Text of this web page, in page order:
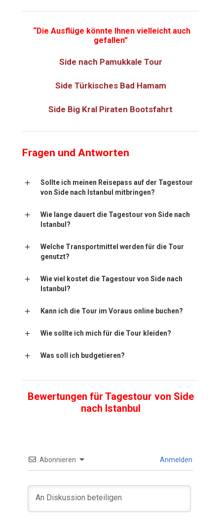
“Die Ausflüge könnte Ihnen vielleicht auch
gefallen”
Side nach Pamukkale Tour
Side Türkisches Bad Hamam
Side Big Kral Piraten Bootsfahrt
Fragen und Antworten
Sollte ich meinen Reisepass auf der Tagestour
von Side nach Istanbul mitbringen?
Wie lange dauert die Tagestour von Side nach
Istanbul?
Welche Transportmittel werden für die Tour
genutzt?
Wie viel kostet die Tagestour von Side nach
Istanbul?
Kann ich die Tour im Voraus online buchen?
Wie sollte ich mich für die Tour kleiden?
Was soll ich budgetieren?
Bewertungen für Tagestour von Side
nach Istanbul
Abonnieren Anmelden